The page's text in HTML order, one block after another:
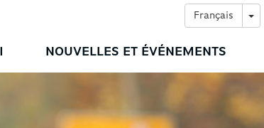
Français
NOUVELLES ET ÉVÉNEMENTS